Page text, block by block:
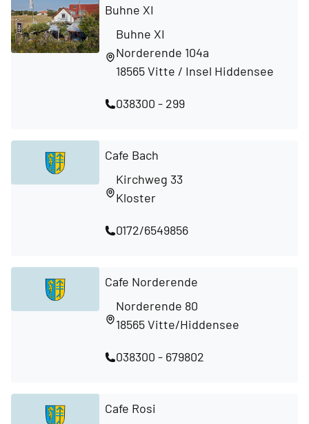
Buhne XI
Buhne XI
Norderende 104a
18565 Vitte / Insel Hiddensee
038300 - 299
Cafe Bach
Kirchweg 33
Kloster
0172/6549856
Cafe Norderende
Norderende 80
18565 Vitte/Hiddensee
038300 - 679802
Cafe Rosi